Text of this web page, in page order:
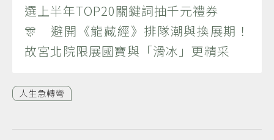
選上半年TOP20關鍵詞抽千元禮券
🎊 避開《龍藏經》排隊潮與換展期！
故宮北院限展國寶與「滑冰」更精采
人生急轉彎